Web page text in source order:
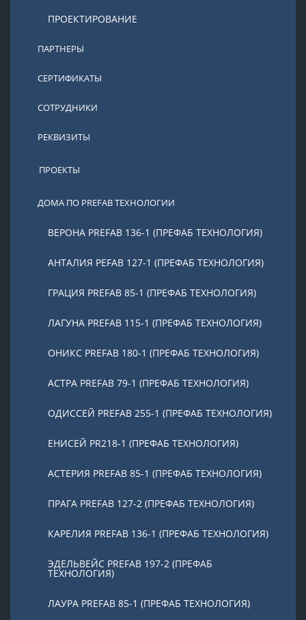
ПРОЕКТИРОВАНИЕ
ПАРТНЕРЫ
СЕРТИФИКАТЫ
СОТРУДНИКИ
РЕКВИЗИТЫ
ПРОЕКТЫ
ДОМА ПО PREFAB ТЕХНОЛОГИИ
ВЕРОНА PREFAB 136-1 (ПРЕФАБ ТЕХНОЛОГИЯ)
АНТАЛИЯ PEFAB 127-1 (ПРЕФАБ ТЕХНОЛОГИЯ)
ГРАЦИЯ PREFAB 85-1 (ПРЕФАБ ТЕХНОЛОГИЯ)
ЛАГУНА PREFAB 115-1 (ПРЕФАБ ТЕХНОЛОГИЯ)
ОНИКС PREFAB 180-1 (ПРЕФАБ ТЕХНОЛОГИЯ)
АСТРА PREFAB 79-1 (ПРЕФАБ ТЕХНОЛОГИЯ)
ОДИССЕЙ PREFAB 255-1 (ПРЕФАБ ТЕХНОЛОГИЯ)
ЕНИСЕЙ PR218-1 (ПРЕФАБ ТЕХНОЛОГИЯ)
АСТЕРИЯ PREFAB 85-1 (ПРЕФАБ ТЕХНОЛОГИЯ)
ПРАГА PREFAB 127-2 (ПРЕФАБ ТЕХНОЛОГИЯ)
КАРЕЛИЯ PREFAB 136-1 (ПРЕФАБ ТЕХНОЛОГИЯ)
ЭДЕЛЬВЕЙС PREFAB 197-2 (ПРЕФАБ
ТЕХНОЛОГИЯ)
ЛАУРА PREFAB 85-1 (ПРЕФАБ ТЕХНОЛОГИЯ)